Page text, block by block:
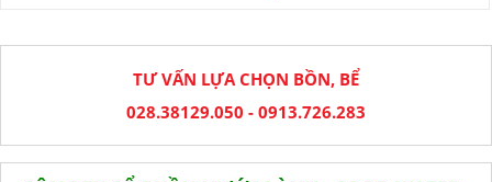
TƯ VẤN LỰA CHỌN BỒN, BỂ
028.38129.050 - 0913.726.283